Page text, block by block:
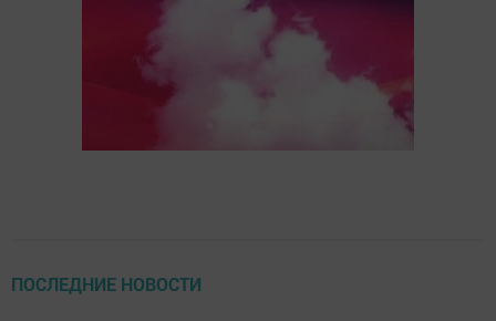
ПОСЛЕДНИЕ НОВОСТИ